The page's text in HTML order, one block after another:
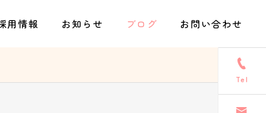
用情報 お知らせ ブログ お問い合わせ
Tel